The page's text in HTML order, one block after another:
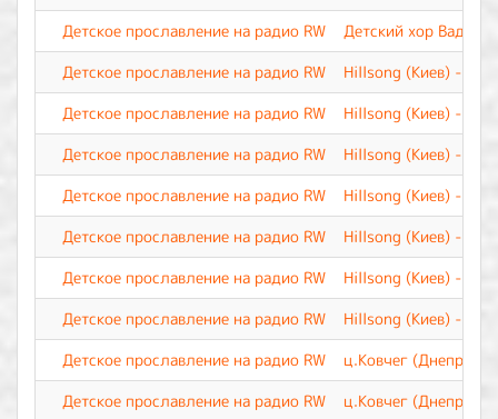
Детское прославление на радио RW
Детский хор Вадима
Детское прославление на радио RW
Hillsong (Киев) - Я
Детское прославление на радио RW
Hillsong (Киев) -
Детское прославление на радио RW
Hillsong (Киев) - Ты
Детское прославление на радио RW
Hillsong (Киев) - О
Детское прославление на радио RW
Hillsong (Киев) -
Детское прославление на радио RW
Hillsong (Киев) -
Детское прославление на радио RW
Hillsong (Киев) -
Детское прославление на радио RW
ц.Ковчег (Днепр) -
Детское прославление на радио RW
ц.Ковчег (Днепр) -